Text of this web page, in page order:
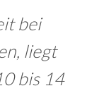
bei
liegt
bis 14